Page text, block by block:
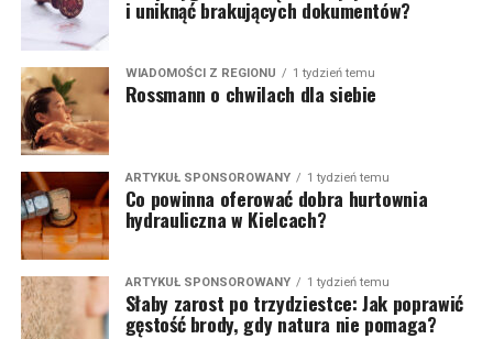
i uniknąć brakujących dokumentów?
WIADOMOŚCI Z REGIONU 1 tydzień temu
Rossmann o chwilach dla siebie
ARTYKUŁ SPONSOROWANY 1 tydzień temu
Co powinna oferować dobra hurtownia
hydrauliczna w Kielcach?
ARTYKUŁ SPONSOROWANY 1 tydzień temu
Słaby zarost po trzydziestce: Jak poprawić
gęstość brody, gdy natura nie pomaga?